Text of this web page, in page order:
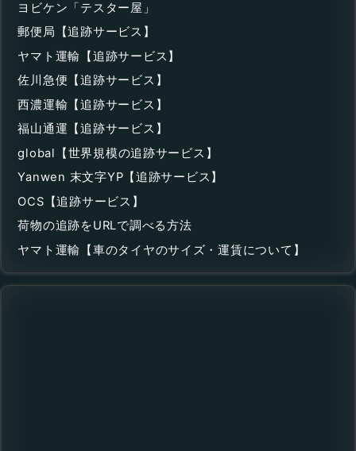
ヨビケン「テスター屋」
郵便局【追跡サービス】
ヤマト運輸【追跡サービス】
佐川急便【追跡サービス】
西濃運輸【追跡サービス】
福山通運【追跡サービス】
global【世界規模の追跡サービス】
Yanwen 末文字YP【追跡サービス】
OCS【追跡サービス】
荷物の追跡をURLで調べる方法
ヤマト運輸【車のタイヤのサイズ・運賃について】